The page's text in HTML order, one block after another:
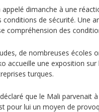
appelé dimanche à une
conditions de sécurité. Une
compréhension des
de nombreuses écoles
accueille une exposition sur
turques.
que le Mali parvenait
pour lui un moyen de